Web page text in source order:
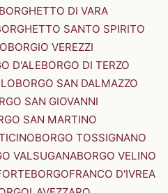
BORGHETTO DI VARA
SANTO SPIRITO
BORGIO VEREZZI
D'ALEBORGO DI TERZO
BORGO SAN DALMAZZO
SAN GIOVANNI
SAN MARTINO
BORGO TOSSIGNANO
VALSUGANABORGO VELINO
BORGOFRANCO D'IVREA